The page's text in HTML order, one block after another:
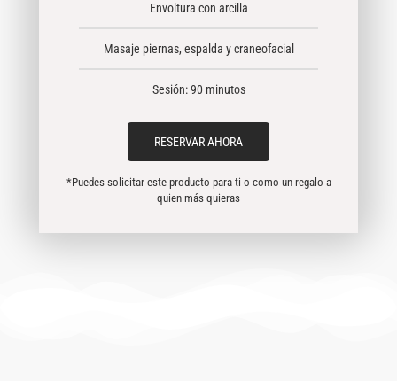
Envoltura con arcilla
Masaje piernas, espalda y craneofacial
Sesión: 90 minutos
RESERVAR AHORA
*Puedes solicitar este producto para ti o como un regalo a
quien más quieras